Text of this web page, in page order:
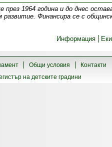
1964 година и до днес
Финансира се с
Информация
Общи условия
Контакти
на детските градини